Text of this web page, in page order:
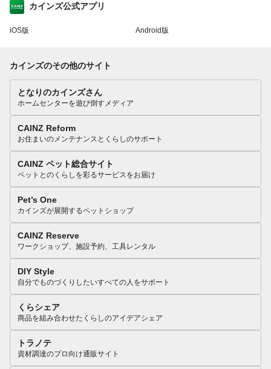
カインズ公式アプリ
iOS版 Android版
カインズのその他のサイト
となりのカインズさん
ホームセンターを遊び倒すメディア
CAINZ Reform
お住まいのメンテナンスとくらしのサポート
CAINZ ペット総合サイト
ペットとのくらしを彩るサービスをお届け
Pet’s One
カインズが展開するペットショップ
CAINZ Reserve
ワークショップ、施設予約、工具レンタル
DIY Style
自分でものづくりしたいすべての人をサポート
くらシェア
商品を組み合わせたくらしのアイデアシェア
トラノテ
資材調達のプロ向け通販サイト